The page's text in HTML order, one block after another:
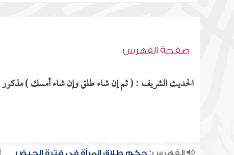
صفحة الفهرس
الحديث الشريف : ( ثم إن شاء طلق وإن شاء أمسك ) مذكور في
الفهرس:حكم طلاق المرأة في فترة الحيض